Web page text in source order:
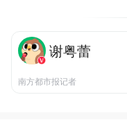
谢粤蕾
南方都市报记者